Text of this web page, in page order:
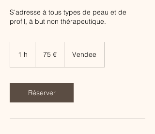
S'adresse à tous types de peau et de
profil, à but non thérapeutique.
1 h 75 € Vendee
Réserver